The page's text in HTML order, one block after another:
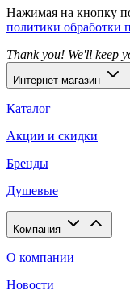
Нажимая на кнопку
политики обработки
Thank you! We'll keep
Интернет-магазин
Каталог
Акции и скидки
Бренды
Душевые
Компания
О компании
Новости